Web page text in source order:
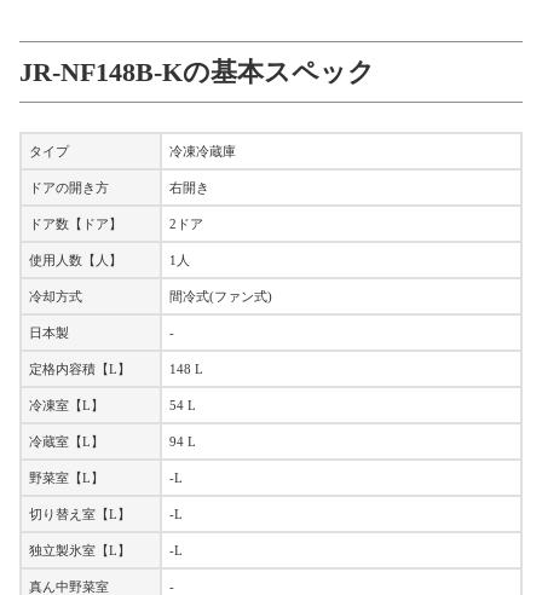
JR-NF148B-Kの基本スペック
タイプ 冷凍冷蔵庫
ドアの開き方 右開き
ドア数【ドア】 2ドア
使用人数【人】 1人
冷却方式 間冷式(ファン式)
日本製 -
定格内容積【L】 148 L
冷凍室【L】 54 L
冷蔵室【L】 94 L
野菜室【L】 -L
切り替え室【L】 -L
独立製氷室【L】 -L
真ん中野菜室 -